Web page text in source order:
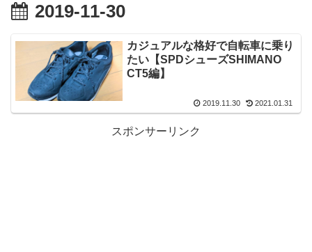
2019-11-30
カジュアルな格好で自転車に乗り
たい【SPDシューズSHIMANO
CT5編】
2019.11.30 2021.01.31
スポンサーリンク